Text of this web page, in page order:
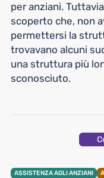
ASSISTENZA AGLI ANZIANI
per anziani.
scoperto che, non
permettersi la
trovavano alcuni
una struttura più
sconosciuto.